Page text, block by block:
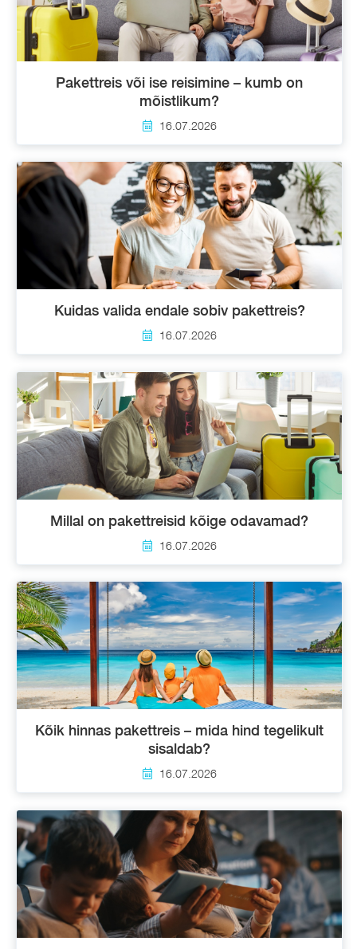
Pakettreis või ise reisimine – kumb on
mõistlikum?
16.07.2026
Kuidas valida endale sobiv pakettreis?
16.07.2026
Millal on pakettreisid kõige odavamad?
16.07.2026
Kõik hinnas pakettreis – mida hind tegelikult
sisaldab?
16.07.2026